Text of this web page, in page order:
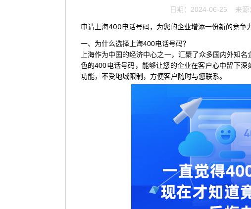
日期：2024-06-25 来源
申请上海400电话号码，为您的企业增添一份新的竞争力
一、为什么选择上海400电话号码？
上海作为中国的经济中心之一，汇聚了众多国内外知
色的400电话号码，能够让您的企业在客户心中留下
功能，不受地域限制，方便客户随时与您联系。